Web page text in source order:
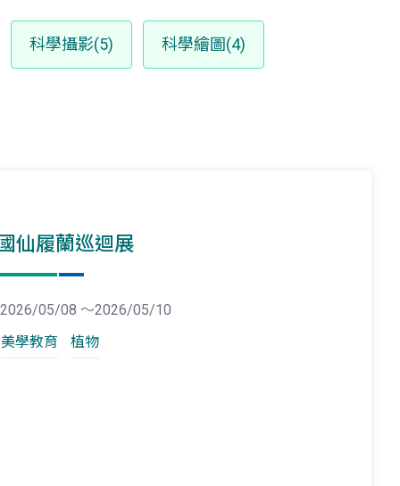
科學攝影(5) 科學繪圖(4)
仙履蘭巡迴展
05/08 ～2026/05/10
美學教育
植物